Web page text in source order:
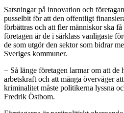
Satsningar på innovation och
pusselbit för att den offentligt
förbättras och att fler människor ska
företagen är de i särklass vanligaste
de som utgör den sektor som bidrar
Sveriges kommuner.
− Så länge företagen larmar om att de
arbetskraft och att många överväger
kriminalitet måste politikerna lyssna
Fredrik Östbom.